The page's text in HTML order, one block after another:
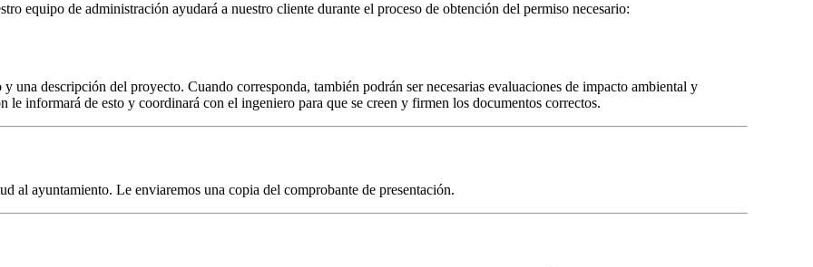
equipo de administración ayudará a nuestro cliente durante el proceso de obtención del permiso necesario:
una descripción del proyecto. Cuando corresponda, también podrán ser necesarias evaluaciones de impacto ambiental y
le informará de esto y coordinará con el ingeniero para que se creen y firmen los documentos correctos.
al ayuntamiento. Le enviaremos una copia del comprobante de presentación.